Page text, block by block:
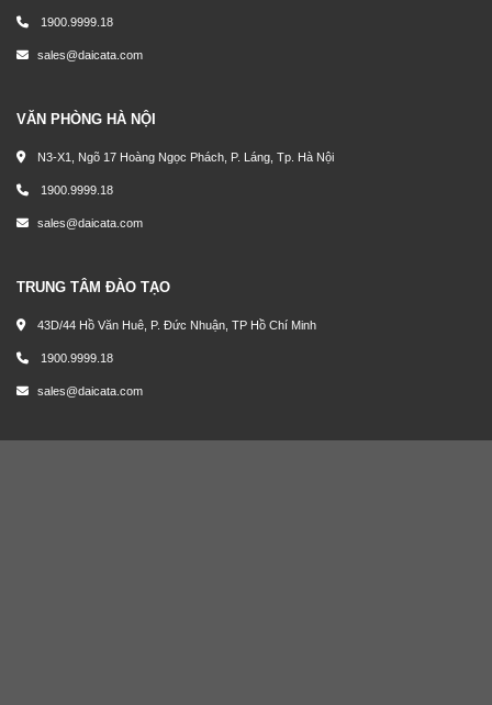
1900.9999.18
sales@daicata.com
VĂN PHÒNG HÀ NỘI
N3-X1, Ngõ 17 Hoàng Ngọc Phách, P. Láng, Tp. Hà Nội
1900.9999.18
sales@daicata.com
TRUNG TÂM ĐÀO TẠO
43D/44 Hồ Văn Huê, P. Đức Nhuận, TP Hồ Chí Minh
1900.9999.18
sales@daicata.com